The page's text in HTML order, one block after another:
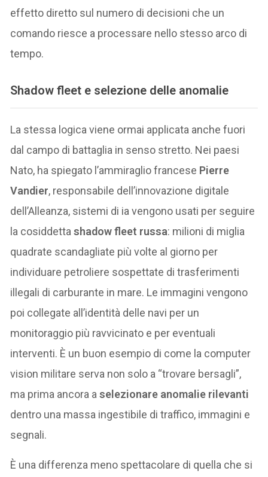
effetto diretto sul numero di decisioni che un
comando riesce a processare nello stesso arco di
tempo.
Shadow fleet e selezione delle anomalie
La stessa logica viene ormai applicata anche fuori
dal campo di battaglia in senso stretto. Nei paesi
Nato, ha spiegato l’ammiraglio francese Pierre
Vandier, responsabile dell’innovazione digitale
dell’Alleanza, sistemi di ia vengono usati per seguire
la cosiddettashadow fleet russa: milioni di miglia
quadrate scandagliate più volte al giorno per
individuare petroliere sospettate di trasferimenti
illegali di carburante in mare. Le immagini vengono
poi collegate all’identità delle navi per un
monitoraggio più ravvicinato e per eventuali
interventi. È un buon esempio di come la computer
vision militare serva non solo a “trovare bersagli”,
ma prima ancora aselezionare anomalie rilevanti
dentro una massa ingestibile di traffico, immagini e
segnali.
È una differenza meno spettacolare di quella che si